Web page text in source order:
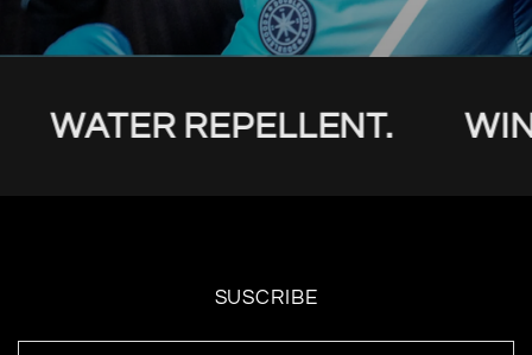
WATER REPELLENT.
SUSCRIBE